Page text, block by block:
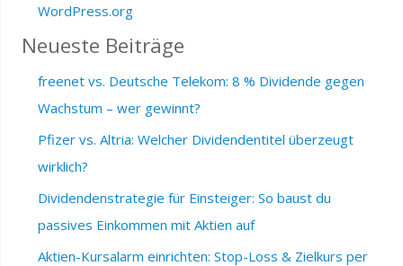
WordPress.org
Neueste Beiträge
freenet vs. Deutsche Telekom: 8 % Dividende gegen
Wachstum – wer gewinnt?
Pfizer vs. Altria: Welcher Dividendentitel überzeugt
wirklich?
Dividendenstrategie für Einsteiger: So baust du
passives Einkommen mit Aktien auf
Aktien-Kursalarm einrichten: Stop-Loss & Zielkurs per